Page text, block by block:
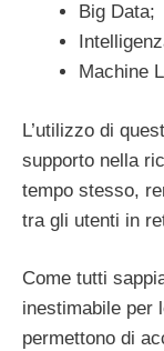
Big Data;
Machine
L’utilizzo di
supporto nella
tempo stesso,
tra gli utenti in
Come tutti
inestimabile per
permettono di